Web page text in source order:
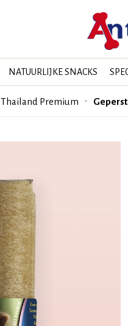
NATUURLIJKE SNACKS
Thailand Premium